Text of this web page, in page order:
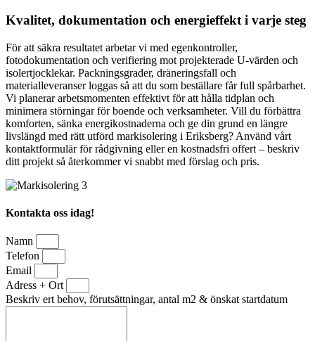
Kvalitet, dokumentation och energieffekt i varje steg
För att säkra resultatet arbetar vi med egenkontroller,
fotodokumentation och verifiering mot projekterade U-värden och
isolertjocklekar. Packningsgrader, dräneringsfall och
materialleveranser loggas så att du som beställare får full spårbarhet.
Vi planerar arbetsmomenten effektivt för att hålla tidplan och
minimera störningar för boende och verksamheter. Vill du förbättra
komforten, sänka energikostnaderna och ge din grund en längre
livslängd med rätt utförd markisolering i Eriksberg? Använd vårt
kontaktformulär för rådgivning eller en kostnadsfri offert – beskriv
ditt projekt så återkommer vi snabbt med förslag och pris.
Kontakta oss idag!
Namn
Telefon
Email
Adress + Ort
Beskriv ert behov, förutsättningar, antal m2 & önskat startdatum